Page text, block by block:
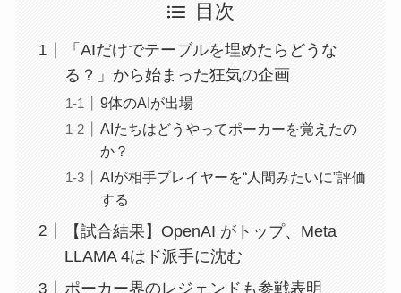
目次
「AIだけでテーブルを埋めたらどうな
る？」から始まった狂気の企画
9体のAIが出場
AIたちはどうやってポーカーを覚えたの
か？
AIが相手プレイヤーを“人間みたいに”評価
する
【試合結果】OpenAI がトップ、Meta
LLAMA 4はド派手に沈む
ポーカー界のレジェンドも参戦表明